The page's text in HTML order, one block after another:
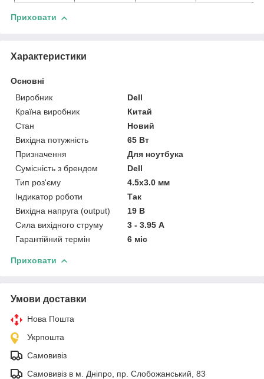
Приховати
Характеристики
Основні
Виробник
Dell
Країна виробник
Китай
Стан
Новий
Вихідна потужність
65 Вт
Призначення
Для ноутбука
Сумісність з брендом
Dell
Тип роз'єму
4.5x3.0 мм
Індикатор роботи
Так
Вихідна напруга (output)
19 В
Сила вихідного струму
3 - 3.95 А
Гарантійний термін
6 міс
Приховати
Умови доставки
Нова Пошта
Укрпошта
Самовивіз
Самовивіз в м. Дніпро, пр. Слобожанський, 83